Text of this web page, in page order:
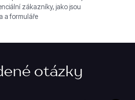
zákazníky, jako jsou
a formuláře
otázky